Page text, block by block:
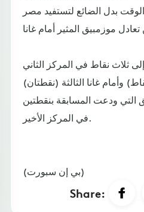
بدل الضائع لتستفيد مصر
ثلاث نقاط في المركز الثاني
الرأس الأخضر (7 نقاط) وأمام غانا الثالثة (نقطتان)
مع موزمبيق التي ودعت المسابقة بنقطتين
في المركز الأخير.
(بي إن سبورت)
Share: